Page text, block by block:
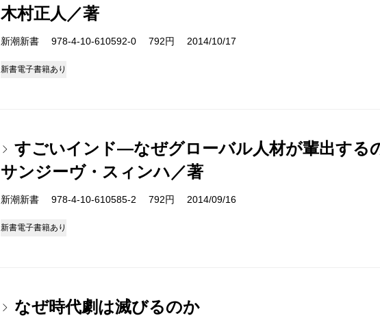
木村正人／著
新潮新書 978-4-10-610592-0 792円 2014/10/17
新書電子書籍あり
すごいインド―なぜグローバル人材が輩出する
サンジーヴ・スィンハ／著
新潮新書 978-4-10-610585-2 792円 2014/09/16
新書電子書籍あり
なぜ時代劇は滅びるのか